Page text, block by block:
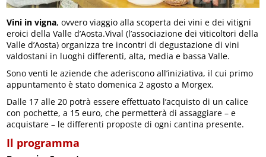
Vini in vigna, ovvero viaggio alla scoperta dei vini e dei vitigni
eroici della Valle d’Aosta.Vival (l’associazione dei viticoltori della
Valle d’Aosta) organizza tre incontri di degustazione di vini
valdostani in luoghi differenti, alta, media e bassa Valle.
Sono venti le aziende che aderiscono all’iniziativa, il cui primo
appuntamento è stato domenica 2 agosto a Morgex.
Dalle 17 alle 20 potrà essere effettuato l’acquisto di un calice
con pochette, a 15 euro, che permetterà di assaggiare – e
acquistare – le differenti proposte di ogni cantina presente.
Il programma